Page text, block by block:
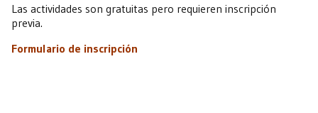
Las actividades son gratuitas pero requieren inscripción
previa.
Formulario de inscripción